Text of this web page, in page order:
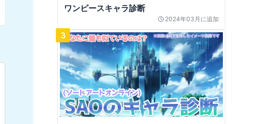
ワンピースキャラ診断
2024年03月 に追加
3